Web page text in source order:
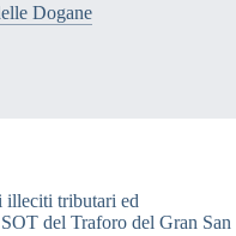
Dogane
illeciti tributari ed
del Traforo del Gran San